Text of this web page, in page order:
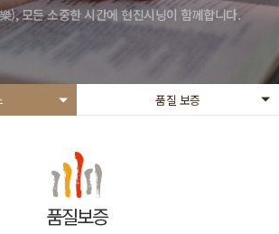
), 모든 소중한 시간에 현진시닝이 함께합니다.
품질 보증
품질보증